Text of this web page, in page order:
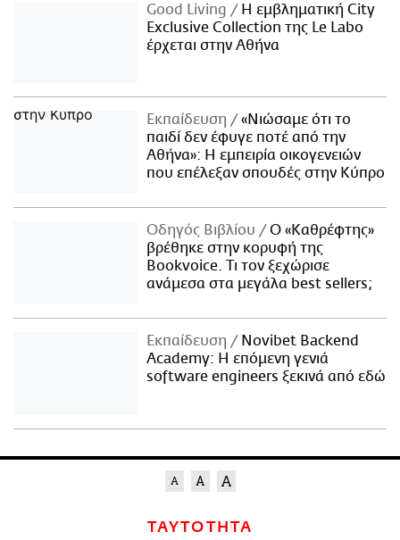
Good Living
Η εμβληματική City
Exclusive Collection της Le Labo
έρχεται στην Αθήνα
Εκπαίδευση
«Νιώσαμε ότι το
παιδί δεν έφυγε ποτέ από την
Αθήνα»: Η εμπειρία οικογενειών
που επέλεξαν σπουδές στην Κύπρο
Οδηγός Βιβλίου
Ο «Καθρέφτης»
βρέθηκε στην κορυφή της
Bookvoice. Τι τον ξεχώρισε
ανάμεσα στα μεγάλα best sellers;
Εκπαίδευση
Novibet Backend
Academy: Η επόμενη γενιά
software engineers ξεκινά από εδώ
ΤΑΥΤΟΤΗΤΑ